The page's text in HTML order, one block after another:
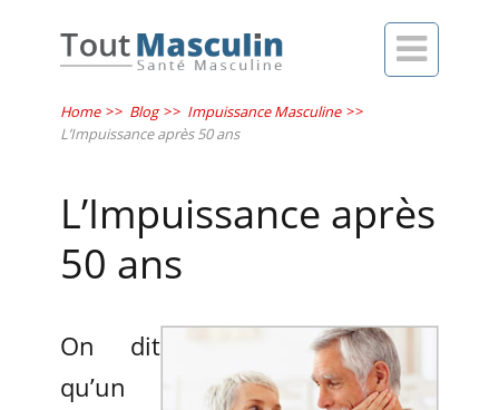

Home >> Blog >> Impuissance Masculine >>
L’Impuissance après 50 ans
L’Impuissance après
50 ans
On dit
qu’un